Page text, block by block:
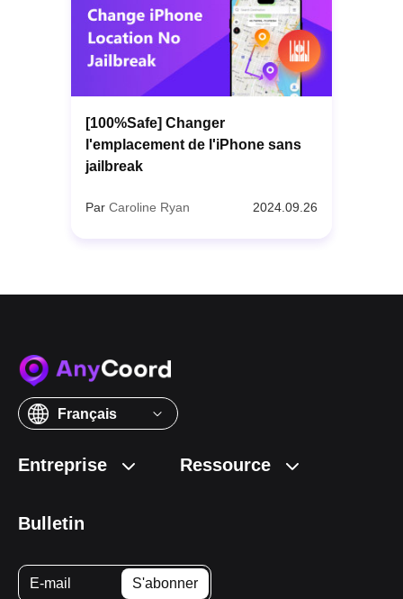
[100%Safe] Changer
l'emplacement de l'iPhone sans
jailbreak
Par Caroline Ryan 2024.09.26
Français
Entreprise Ressource
Bulletin